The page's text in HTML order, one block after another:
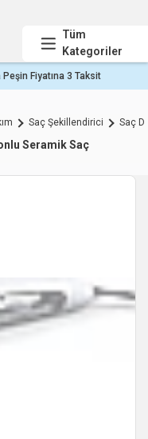
Tüm
Kategoriler
Fiyatına 3 Taksit
Saç Şekillendirici Saç
Seramik Saç